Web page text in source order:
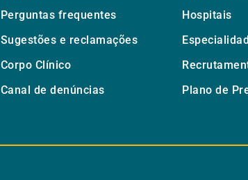
Perguntas frequentes
Hospitais
Sugestões e reclamações
Corpo Clínico
Canal de denúncias
Plano de